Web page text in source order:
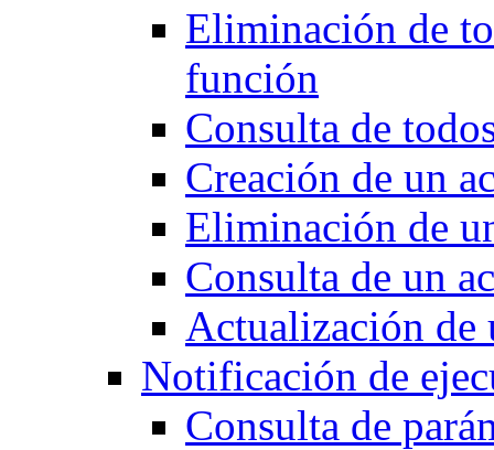
Eliminación de
función
Consulta de
Creación de un
Eliminación de
Consulta de un
Actualización de
Notificación de
Consulta de